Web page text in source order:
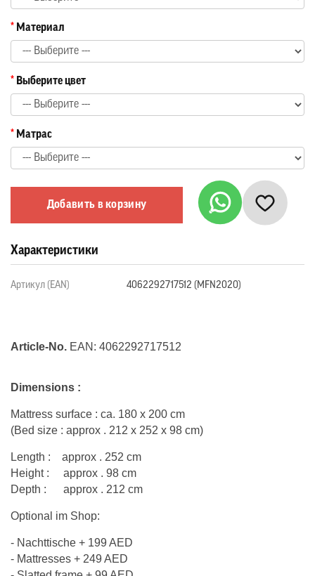
Материал
Выберите цвет
Матрас
Добавить в корзину
Характеристики
Артикул (EAN) 4062292717512 (MFN2020)
Article-No. EAN: 4062292717512
Dimensions :
Mattress surface : ca. 180 x 200 cm
(Bed size : approx . 212 x 252 x 98 cm)
Length : approx . 252 cm
Height : approx . 98 cm
Depth : approx . 212 cm
Optional im Shop:
- Nachttische + 199 AED
- Mattresses + 249 AED